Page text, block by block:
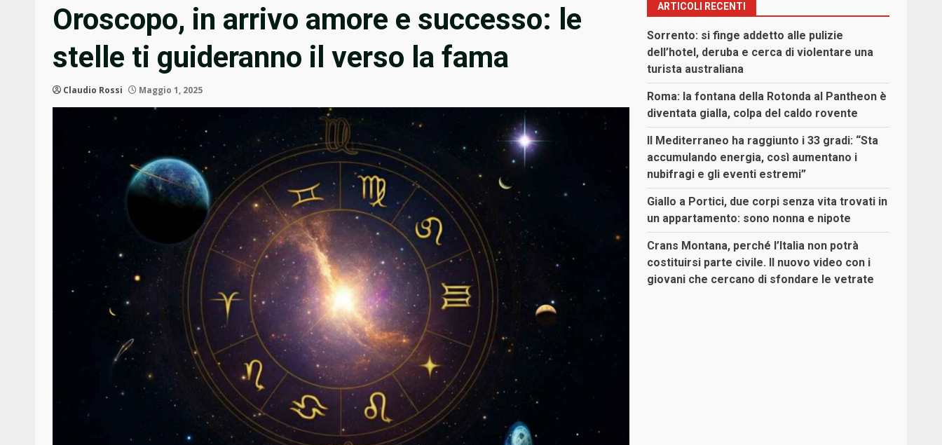
Oroscopo, in arrivo amore e successo: le
stelle ti guideranno il verso la fama
Claudio Rossi Maggio 1, 2025
ARTICOLI RECENTI
Sorrento: si finge addetto alle pulizie
dell’hotel, deruba e cerca di violentare una
turista australiana
Roma: la fontana della Rotonda al Pantheon è
diventata gialla, colpa del caldo rovente
Il Mediterraneo ha raggiunto i 33 gradi: “Sta
accumulando energia, così aumentano i
nubifragi e gli eventi estremi”
Giallo a Portici, due corpi senza vita trovati in
un appartamento: sono nonna e nipote
Crans Montana, perché l’Italia non potrà
costituirsi parte civile. Il nuovo video con i
giovani che cercano di sfondare le vetrate